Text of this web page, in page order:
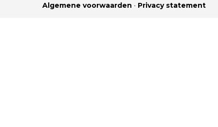
Algemene voorwaarden • Privacy statement